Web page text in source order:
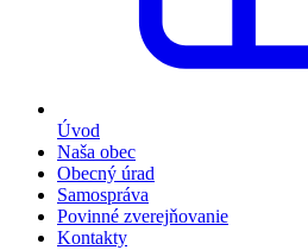
Úvod
Naša obec
Obecný úrad
Samospráva
Povinné zverejňovanie
Kontakty